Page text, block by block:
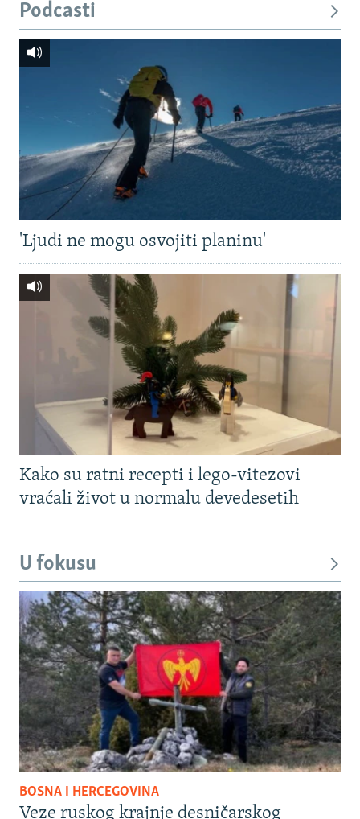
Podcasti
'Ljudi ne mogu osvojiti planinu'
Kako su ratni recepti i lego-vitezovi
vraćali život u normalu devedesetih
U fokusu
BOSNA I HERCEGOVINA
Veze ruskog krajnje desničarskog